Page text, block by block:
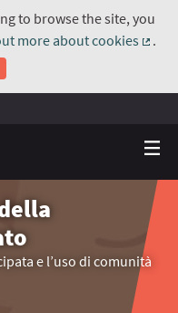
to browse the site, you
more about cookies
.
e l’uso di comunità